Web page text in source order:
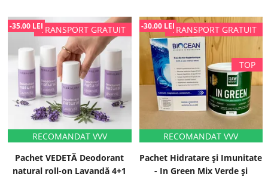
Pachet VEDETĂ Deodorant
natural roll-on Lavandă 4+1
-35.00 LEI
Pachet Hidratare și Imunitate
- In Green Mix Verde și
-30.00 LEI